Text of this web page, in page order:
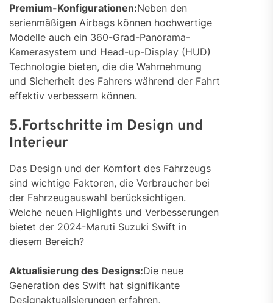
Premium-Konfigurationen:Neben den
serienmäßigen Airbags können hochwertige
Modelle auch ein 360-Grad-Panorama-
Kamerasystem und Head-up-Display (HUD)
Technologie bieten, die die Wahrnehmung
und Sicherheit des Fahrers während der Fahrt
effektiv verbessern können.
5.Fortschritte im Design und
Interieur
Das Design und der Komfort des Fahrzeugs
sind wichtige Faktoren, die Verbraucher bei
der Fahrzeugauswahl berücksichtigen.
Welche neuen Highlights und Verbesserungen
bietet der 2024-Maruti Suzuki Swift in
diesem Bereich?
Aktualisierung des Designs:Die neue
Generation des Swift hat signifikante
Designaktualisierungen erfahren,